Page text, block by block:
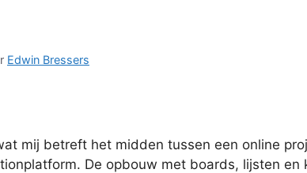
Edwin Bressers
mij betreft het midden tussen een online
De opbouw met boards, lijsten en